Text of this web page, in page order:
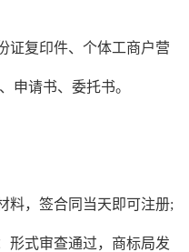
证复印件、个体工商户营
申请书、委托书。
料，签合同当天即可注册;
形式审查通过，商标局发